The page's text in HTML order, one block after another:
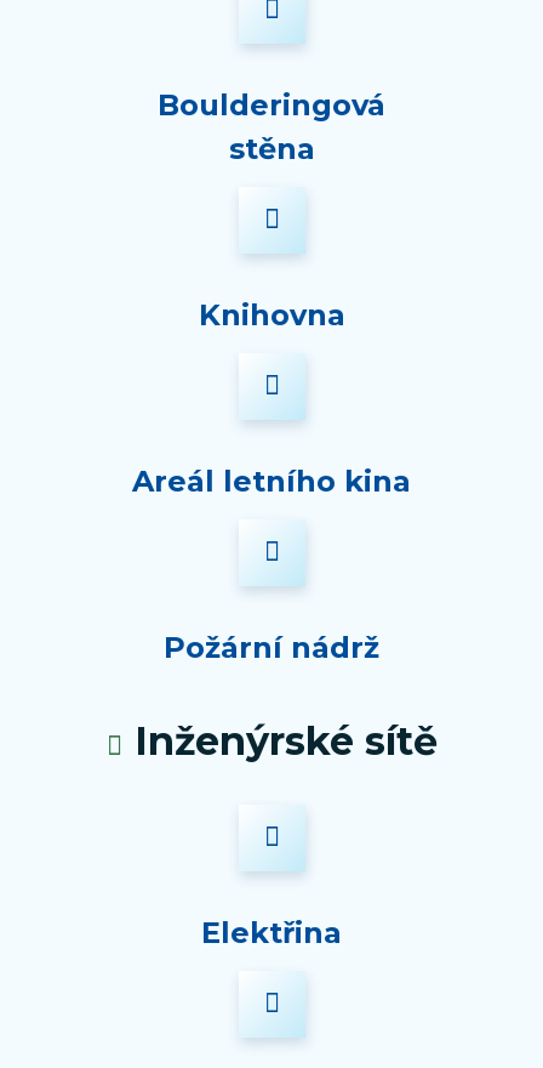
Boulderingová
stěna
Knihovna
Areál letního kina
Požární nádrž
Inženýrské sítě
Elektřina